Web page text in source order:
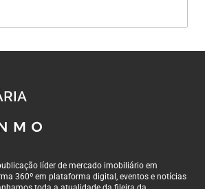
líder de mercado imobiliário em
360º em plataforma digital, eventos e notícias